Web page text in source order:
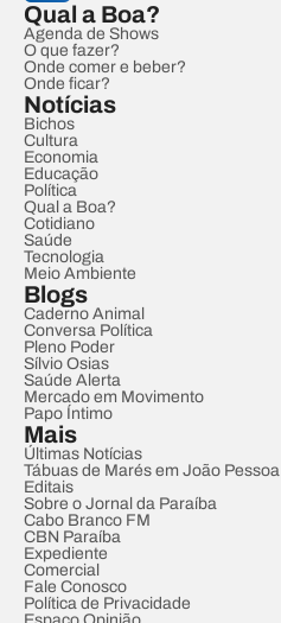
Qual a Boa?
Agenda de Shows
O que fazer?
Onde comer e beber?
Onde ficar?
Notícias
Bichos
Cultura
Economia
Educação
Política
Qual a Boa?
Cotidiano
Saúde
Tecnologia
Meio Ambiente
Blogs
Caderno Animal
Conversa Política
Pleno Poder
Sílvio Osias
Saúde Alerta
Mercado em Movimento
Papo Íntimo
Mais
Últimas Notícias
Tábuas de Marés em João Pessoa
Editais
Sobre o Jornal da Paraíba
Cabo Branco FM
CBN Paraíba
Expediente
Comercial
Fale Conosco
Política de Privacidade